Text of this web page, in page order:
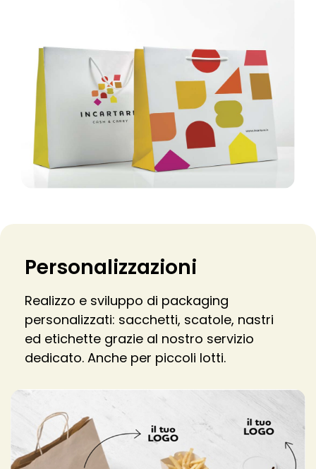
Personalizzazioni
Realizzo e sviluppo di packaging
personalizzati: sacchetti, scatole, nastri
ed etichette grazie al nostro servizio
dedicato. Anche per piccoli lotti.